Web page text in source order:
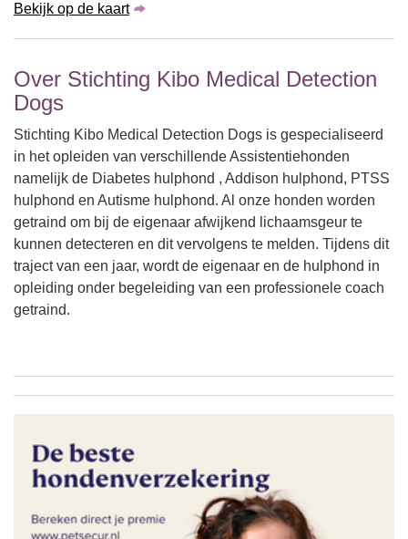
Bekijk op de kaart
Over Stichting Kibo Medical Detection
Dogs
Stichting Kibo Medical Detection Dogs is gespecialiseerd
in het opleiden van verschillende Assistentiehonden
namelijk de Diabetes hulphond , Addison hulphond, PTSS
hulphond en Autisme hulphond. Al onze honden worden
getraind om bij de eigenaar afwijkend lichaamsgeur te
kunnen detecteren en dit vervolgens te melden. Tijdens dit
traject van een jaar, wordt de eigenaar en de hulphond in
opleiding onder begeleiding van een professionele coach
getraind.